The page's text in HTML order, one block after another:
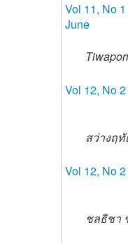
Vol 11, No
June
Vol 12, No
สว่างฤ
Vol 12, No
ชลธิชา